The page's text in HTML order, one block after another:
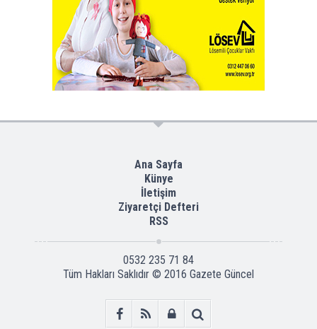
Ana Sayfa
Künye
İletişim
Ziyaretçi Defteri
RSS
0532 235 71 84
Tüm Hakları Saklıdır © 2016 Gazete Güncel